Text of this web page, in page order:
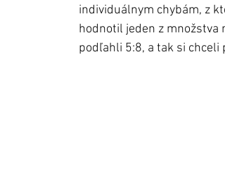
individuálnym chybám, z
hodnotil jeden z množstva
podľahli 5:8, a tak si